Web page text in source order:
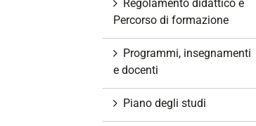
Regolamento didattico e
Percorso di formazione
Programmi, insegnamenti
e docenti
Piano degli studi